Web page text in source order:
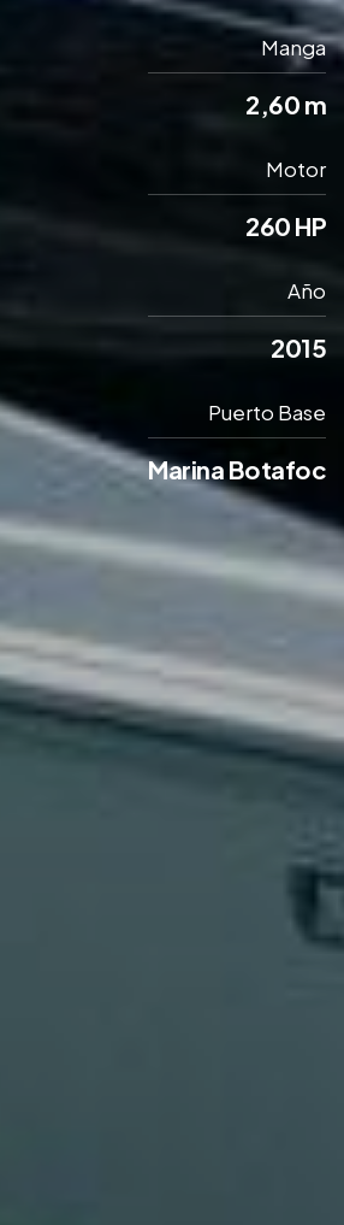
Manga
2,60 m
Motor
260 HP
Año
2015
Puerto Base
Marina Botafoc